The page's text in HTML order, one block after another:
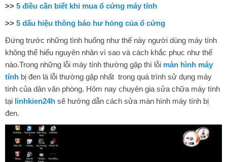
>> 5 điều cần biết khi mua ổ cứng máy tính
>> 5 dấu hiệu thông báo hư hỏng của ổ cứng
Đứng trước những tình huống như thế này người dùng máy tính
không thể hiểu nguyên nhân vì sao và cách khắc phục như thế
nào.Trong những lỗi máy tính thường gặp thì lỗi màn hình máy
tính bị đen là lỗi thường gặp nhất trong quá trình sử dụng máy
tính của dân văn phòng. Hôm nay chuyên gia sửa chữa máy tính
tại linhkien24h sẽ hướng dẫn cách sửa màn hình máy tính bị
đen.